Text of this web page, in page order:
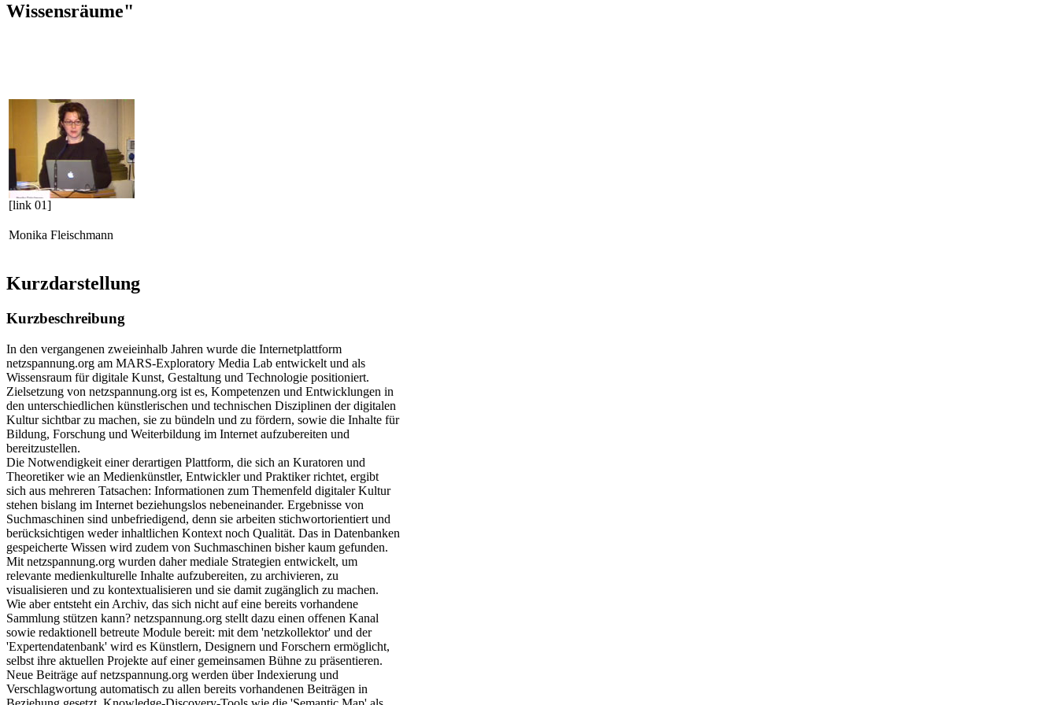
Wissensräume"
[link 01]
Monika Fleischmann
Kurzdarstellung
Kurzbeschreibung
In den vergangenen zweieinhalb Jahren wurde die Internetplattform
netzspannung.org am MARS-Exploratory Media Lab entwickelt und als
Wissensraum für digitale Kunst, Gestaltung und Technologie positioniert.
Zielsetzung von netzspannung.org ist es, Kompetenzen und Entwicklungen in
den unterschiedlichen künstlerischen und technischen Disziplinen der digitalen
Kultur sichtbar zu machen, sie zu bündeln und zu fördern, sowie die Inhalte für
Bildung, Forschung und Weiterbildung im Internet aufzubereiten und
bereitzustellen.
Die Notwendigkeit einer derartigen Plattform, die sich an Kuratoren und
Theoretiker wie an Medienkünstler, Entwickler und Praktiker richtet, ergibt
sich aus mehreren Tatsachen: Informationen zum Themenfeld digitaler Kultur
stehen bislang im Internet beziehungslos nebeneinander. Ergebnisse von
Suchmaschinen sind unbefriedigend, denn sie arbeiten stichwortorientiert und
berücksichtigen weder inhaltlichen Kontext noch Qualität. Das in Datenbanken
gespeicherte Wissen wird zudem von Suchmaschinen bisher kaum gefunden.
Mit netzspannung.org wurden daher mediale Strategien entwickelt, um
relevante medienkulturelle Inhalte aufzubereiten, zu archivieren, zu
visualisieren und zu kontextualisieren und sie damit zugänglich zu machen.
Wie aber entsteht ein Archiv, das sich nicht auf eine bereits vorhandene
Sammlung stützen kann? netzspannung.org stellt dazu einen offenen Kanal
sowie redaktionell betreute Module bereit: mit dem 'netzkollektor' und der
'Expertendatenbank' wird es Künstlern, Designern und Forschern ermöglicht,
selbst ihre aktuellen Projekte auf einer gemeinsamen Bühne zu präsentieren.
Neue Beiträge auf netzspannung.org werden über Indexierung und
Verschlagwortung automatisch zu allen bereits vorhandenen Beiträgen in